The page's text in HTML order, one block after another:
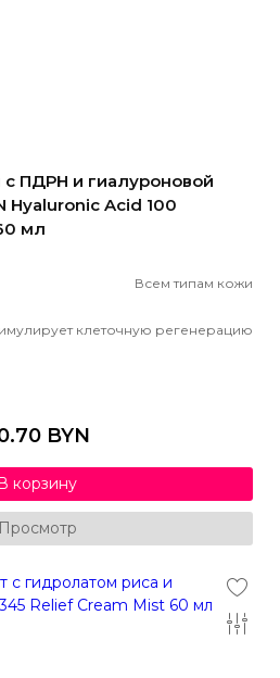
ПДРН и гиалуроновой
Hyaluronic Acid 100
мл
Всем типам кожи
клеточную регенерацию
BYN
корзину
Просмотр